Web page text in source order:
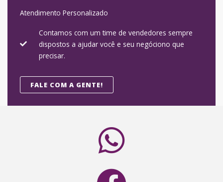
Atendimento Personalizado
Contamos com um time de vendedores sempre
dispostos a ajudar você e seu negóciono que
precisar.
FALE COM A GENTE!